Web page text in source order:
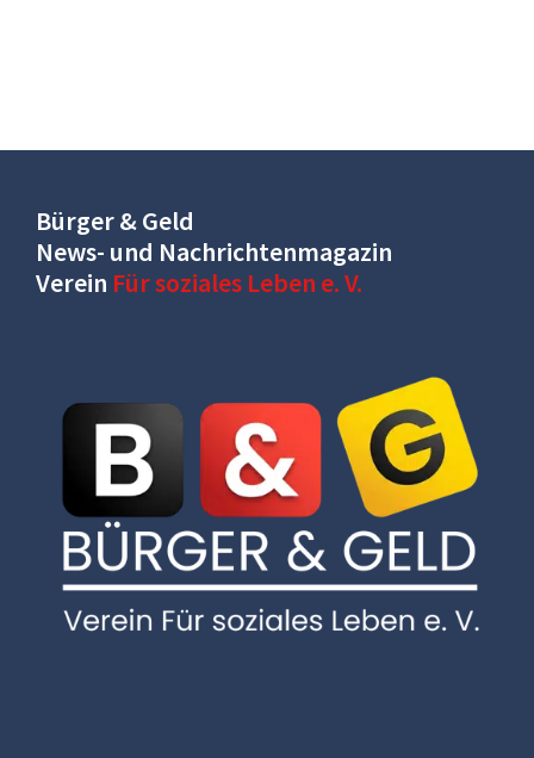
Bürger & Geld
News- und Nachrichtenmagazin
Verein Für soziales Leben e. V.